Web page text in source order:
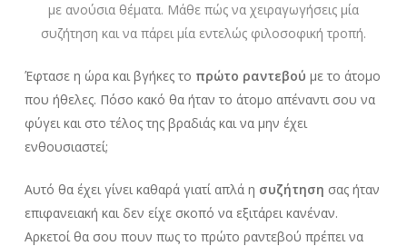
με ανούσια θέματα. Μάθε πώς να χειραγωγήσεις μία
συζήτηση και να πάρει μία εντελώς φιλοσοφική τροπή.
Έφτασε η ώρα και βγήκες το πρώτο ραντεβού με το άτομο
που ήθελες. Πόσο κακό θα ήταν το άτομο απέναντι σου να
φύγει και στο τέλος της βραδιάς και να μην έχει
ενθουσιαστεί;
Αυτό θα έχει γίνει καθαρά γιατί απλά η συζήτηση σας ήταν
επιφανειακή και δεν είχε σκοπό να εξιτάρει κανέναν.
Αρκετοί θα σου πουν πως το πρώτο ραντεβού πρέπει να